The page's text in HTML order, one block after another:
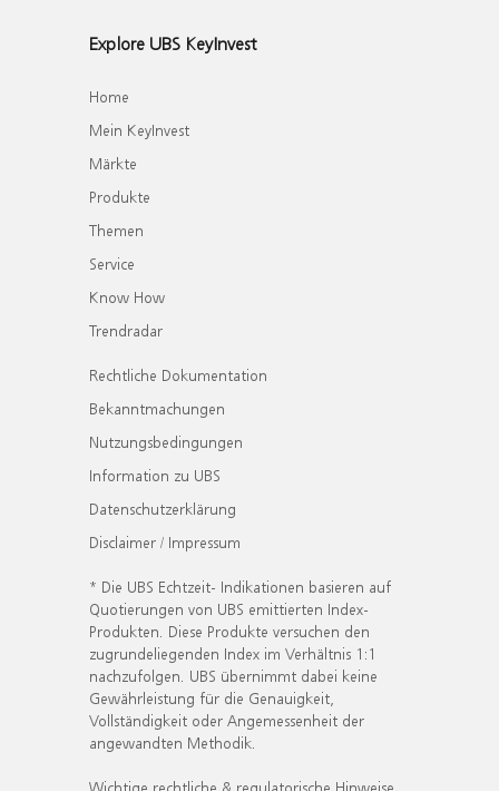
Explore UBS KeyInvest
Home
Mein KeyInvest
Märkte
Produkte
Themen
Service
Know How
Trendradar
Rechtliche Dokumentation
Bekanntmachungen
Nutzungsbedingungen
Information zu UBS
Datenschutzerklärung
Disclaimer / Impressum
* Die UBS Echtzeit- Indikationen basieren auf
Quotierungen von UBS emittierten Index-
Produkten. Diese Produkte versuchen den
zugrundeliegenden Index im Verhältnis 1:1
nachzufolgen. UBS übernimmt dabei keine
Gewährleistung für die Genauigkeit,
Vollständigkeit oder Angemessenheit der
angewandten Methodik.